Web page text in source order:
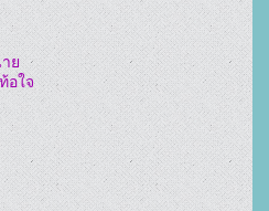
ย
อใจ